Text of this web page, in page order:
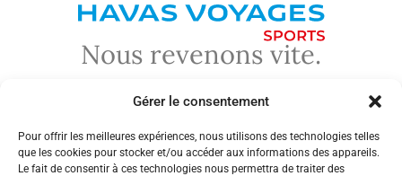
Gérer le consentement
Pour offrir les meilleures expériences, nous utilisons des technologies telles
que les cookies pour stocker et/ou accéder aux informations des appareils.
Le fait de consentir à ces technologies nous permettra de traiter des
Nous revenons vite.